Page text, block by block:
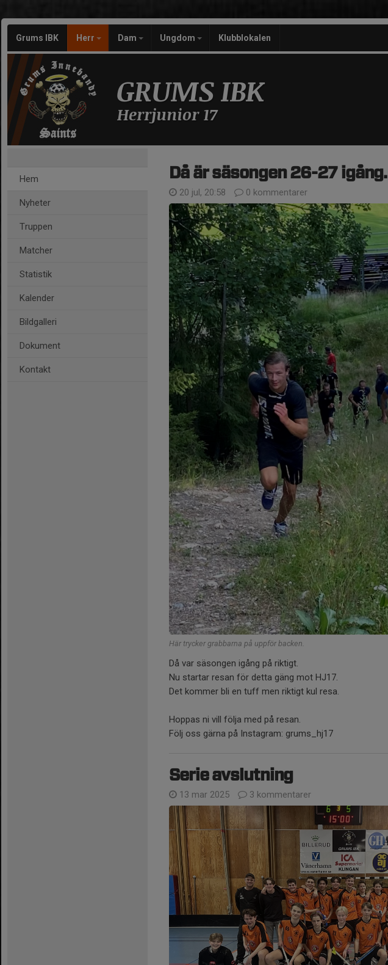
Grums IBK Herr Dam Ungdom Klubblokalen
GRUMS IBK
Herrjunior 17
Hem
Nyheter
Truppen
Matcher
Statistik
Kalender
Bildgalleri
Dokument
Kontakt
Då är säsongen 26-27 igång.
20 jul, 20:58 0 kommentarer
Här trycker grabbarna på uppför backen.
Då var säsongen igång på riktigt.
Nu startar resan för detta gäng mot HJ17.
Det kommer bli en tuff men riktigt kul resa.
Hoppas ni vill följa med på resan.
Följ oss gärna på Instagram: grums_hj17
Serie avslutning
13 mar 2025 3 kommentarer